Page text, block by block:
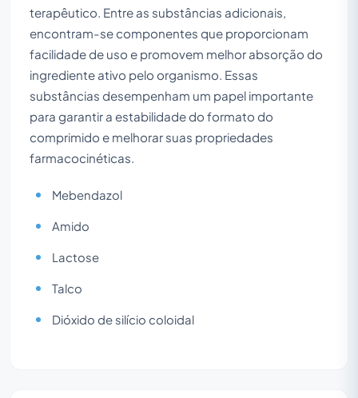
terapêutico. Entre as substâncias adicionais,
encontram-se componentes que proporcionam
facilidade de uso e promovem melhor absorção do
ingrediente ativo pelo organismo. Essas
substâncias desempenham um papel importante
para garantir a estabilidade do formato do
comprimido e melhorar suas propriedades
farmacocinéticas.
Mebendazol
Amido
Lactose
Talco
Dióxido de silício coloidal